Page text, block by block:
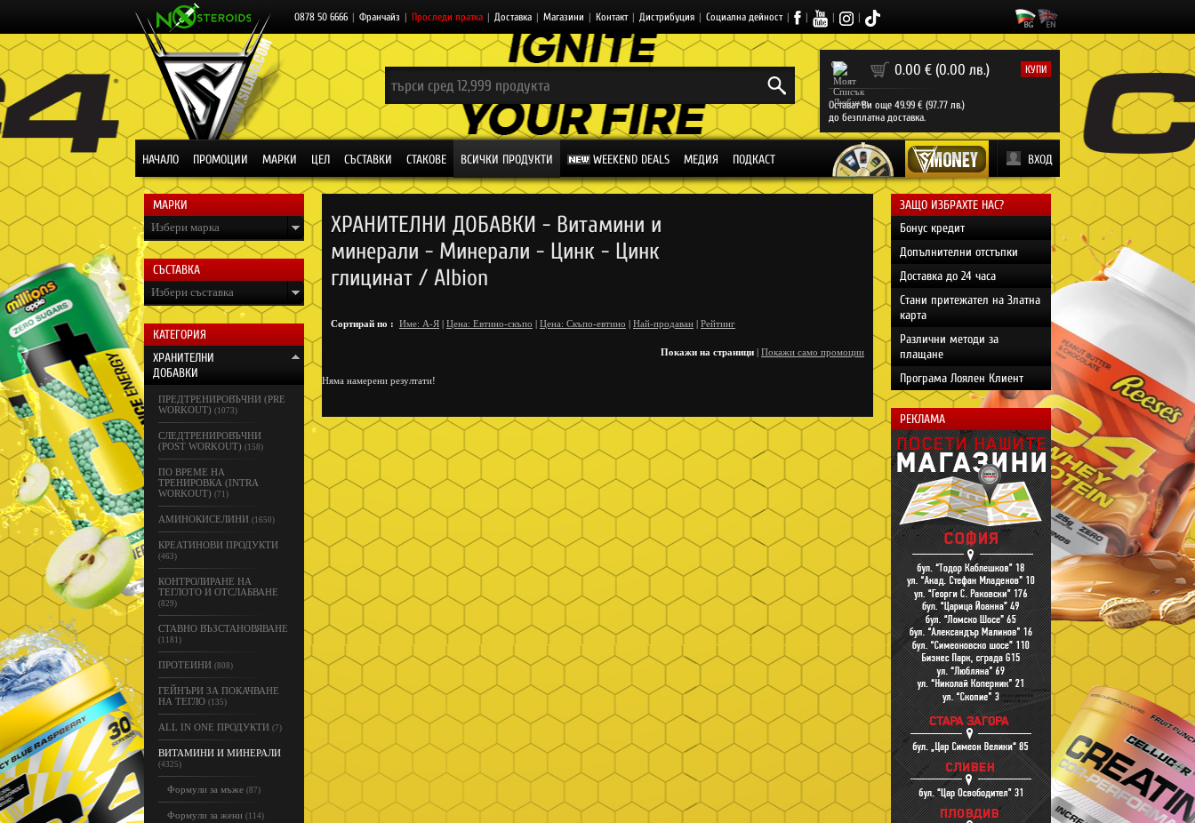
0878 50 6666 | Франчайз | Проследи пратка | Доставка | Магазини | Контакт | Дистрибуция | Социална дейност | | | |
0 0.00 € (0.00 лв.) КУПИ
Остават Ви още 49.99 € (97.77 лв.)
до безплатна доставка.
НАЧАЛО ПРОМОЦИИ МАРКИ ЦЕЛ СЪСТАВКИ СТАКОВЕ ВСИЧКИ ПРОДУКТИ WEEKEND DEALS МЕДИЯ ПОДКАСТ ВХОД
МАРКИ
Избери марка
СЪСТАВКА
Избери съставка
КАТЕГОРИЯ
ХРАНИТЕЛНИ
ДОБАВКИ
ПРЕДТРЕНИРОВЪЧНИ (PRE
WORKOUT) (1073)
СЛЕДТРЕНИРОВЪЧНИ
(POST WORKOUT) (158)
ПО ВРЕМЕ НА
ТРЕНИРОВКА (INTRA
WORKOUT) (71)
АМИНОКИСЕЛИНИ (1650)
КРЕАТИНОВИ ПРОДУКТИ
(463)
КОНТРОЛИРАНЕ НА
ТЕГЛОТО И ОТСЛАБВАНЕ
(829)
СТАВНО ВЪЗСТАНОВЯВАНЕ
(1181)
ПРОТЕИНИ (808)
ГЕЙНЪРИ ЗА ПОКАЧВАНЕ
НА ТЕГЛО (135)
ALL IN ONE ПРОДУКТИ (7)
ВИТАМИНИ И МИНЕРАЛИ
(4325)
Формули за мъже (87)
Формули за жени (114)
ХРАНИТЕЛНИ ДОБАВКИ - Витамини и
минерали - Минерали - Цинк - Цинк
глицинат / Albion
Сортирай по : Име: А-Я | Цена: Евтино-скъпо | Цена: Скъпо-евтино | Най-продаван | Рейтинг
Покажи на страници | Покажи само промоции
Няма намерени резултати!
ЗАЩО ИЗБРАХТЕ НАС?
Бонус кредит
Допълнителни отстъпки
Доставка до 24 часа
Стани притежател на Златна
карта
Различни методи за
плащане
Програма Лоялен Клиент
РЕКЛАМА